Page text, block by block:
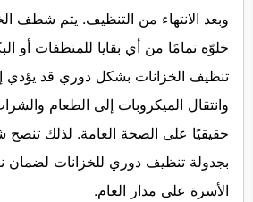
وبعد الانتهاء من التنظيف. يتم شطف
خلوّه تمامًا من أي بقايا للمنظفات أو
تنظيف الخزانات بشكل دوري قد يؤدي
وانتقال الميكروبات إلى الطعام
حقيقيًا على الصحة العامة. لذلك تنصح
بجدولة تنظيف دوري للخزانات لضمان
الأسرة على مدار العام.